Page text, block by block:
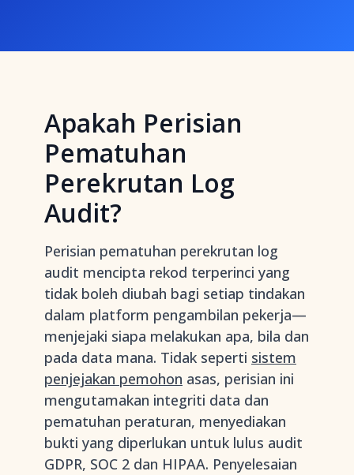
Apakah Perisian
Pematuhan
Perekrutan Log
Audit?
Perisian pematuhan perekrutan log
audit mencipta rekod terperinci yang
tidak boleh diubah bagi setiap tindakan
dalam platform pengambilan pekerja—
menjejaki siapa melakukan apa, bila dan
pada data mana. Tidak seperti sistem
penjejakan pemohon asas, perisian ini
mengutamakan integriti data dan
pematuhan peraturan, menyediakan
bukti yang diperlukan untuk lulus audit
GDPR, SOC 2 dan HIPAA. Penyelesaian